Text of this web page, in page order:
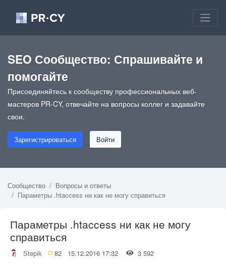
SEO Сообщество: Спрашивайте и
помогайте
Присоединяйтесь к сообществу профессиональных веб-
мастеров PR-CY, отвечайте на вопросы коллег и задавайте
свои.
Зарегистрироваться Войти
Сообщество
Вопросы и ответы
Параметры .htaccess ни как не могу справиться
Параметры .htaccess ни как не могу
справиться
Stepik 82 15.12.2016 17:32 3 592